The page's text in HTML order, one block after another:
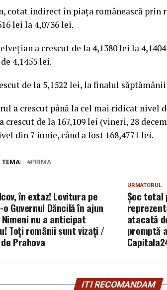
cotat indirect în piaţa românească prin
lei la 4,0736 lei.
a crescut de la 4,1380 lei la
4,1455 lei.
de la 5,1522 lei, la finalul
a crescut până la cel mai ridicat nivel
crescut de la 167,109 lei (vineri, 28
din 7 iunie, când a fost 168,4771 lei.
TEMA: PRIMA
URMATORUL
Șoc total
atacată
promptă
în extaz! Lovitura pe
Guvernul Dăncilă în ajun
Nimeni nu a anticipat
Toți românii sunt vizați /
Prahova
ITI RECOMANDAM